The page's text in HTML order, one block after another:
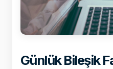
Günlük Bileşik